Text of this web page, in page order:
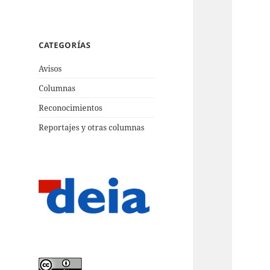
CATEGORÍAS
Avisos
Columnas
Reconocimientos
Reportajes y otras columnas